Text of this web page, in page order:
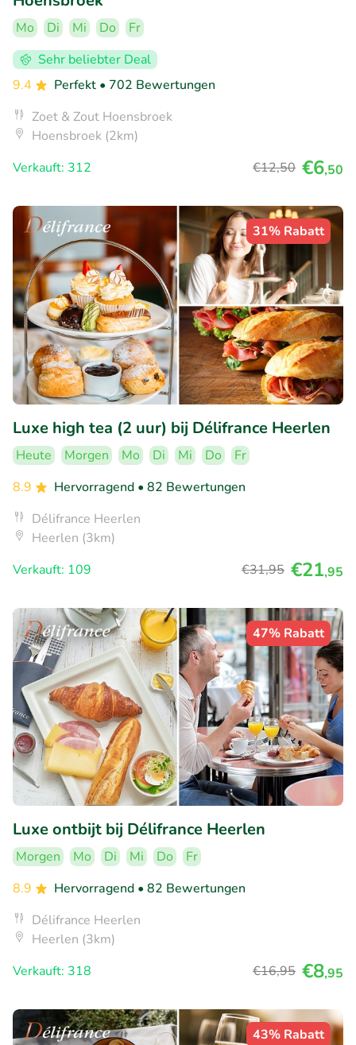
Mo Di Mi Do
Fr
Sehr beliebter Deal
9.4
Perfekt • 702 Bewertungen
Zoet & Zout Hoensbroek
Hoensbroek (2km)
Verkauft: 312
€12,50 €6,50
31% Rabatt
Luxe high tea (2 uur) bij Délifrance Heerlen
Heute Morgen Mo Di Mi Do
Fr
8.9
Hervorragend • 82 Bewertungen
Délifrance Heerlen
Heerlen (3km)
Verkauft: 109
€31,95 €21,95
47% Rabatt
Luxe ontbijt bij Délifrance Heerlen
Morgen Mo Di Mi Do
Fr
8.9
Hervorragend • 82 Bewertungen
Délifrance Heerlen
Heerlen (3km)
Verkauft: 318
€16,95 €8,95
43% Rabatt